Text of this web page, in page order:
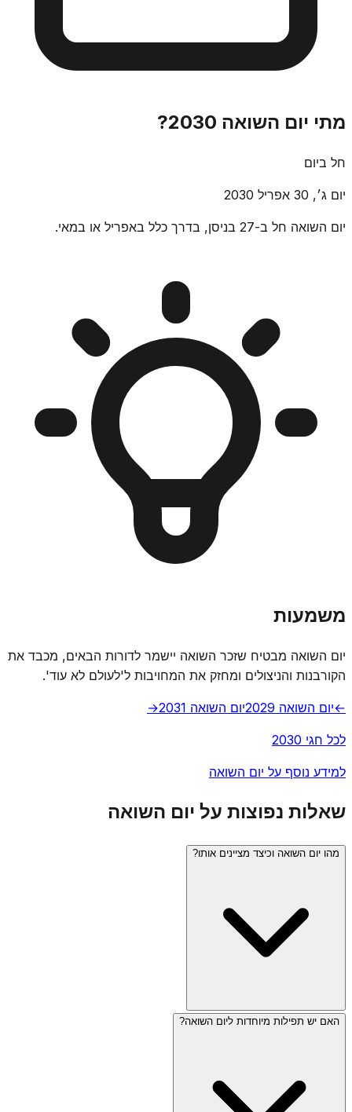
מתי יום השואה 2030?
חל ביום
יום ג׳, 30 אפריל 2030
יום השואה חל ב-27 בניסן, בדרך כלל באפריל או במאי.
משמעות
יום השואה מבטיח שזכר השואה יישמר לדורות הבאים, מכבד את
הקורבנות והניצולים ומחזק את המחויבות ל'לעולם לא עוד'.
←יום השואה 2029 יום השואה 2031 →
לכל חגי 2030
למידע נוסף על יום השואה
שאלות נפוצות על יום השואה
מהו יום השואה וכיצד מציינים אותו?
שישה אבוקות, ושורדי השואה מעידים. אתרי בידור ומסעדות
האם יש תפילות מיוחדות ליום השואה?